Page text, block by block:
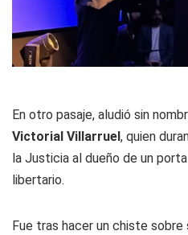
En otro pasaje, aludió sin
Victorial Villarruel, quien
la Justicia al dueño de un
libertario.
Fue tras hacer un chiste